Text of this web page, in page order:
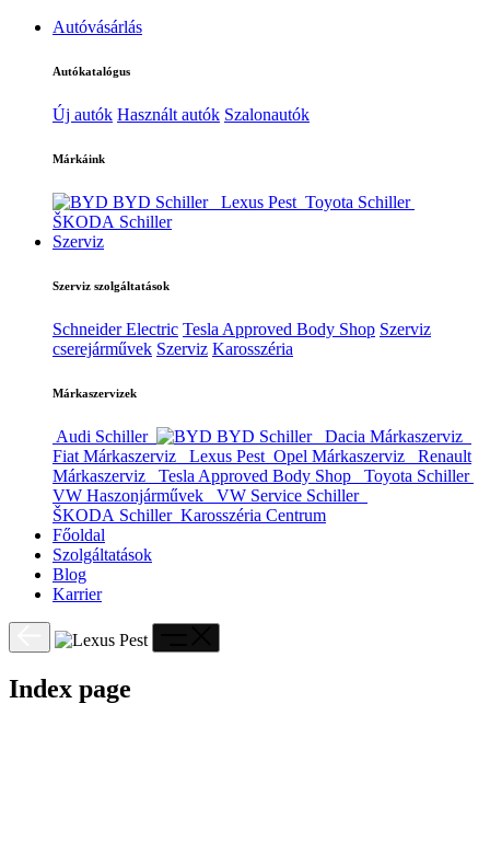
Autóvásárlás
Autókatalógus
Új autók Használt autók Szalonautók
Márkáink
BYD Schiller Lexus Pest Toyota Schiller
ŠKODA Schiller
Szerviz
Szerviz szolgáltatások
Schneider Electric Tesla Approved Body Shop Szerviz
cserejárművek Szerviz Karosszéria
Márkaszervizek
Audi Schiller BYD Schiller
Dacia Márkaszerviz
Fiat Márkaszerviz
Lexus Pest Opel Márkaszerviz
Renault
Márkaszerviz
Tesla Approved Body Shop
Toyota Schiller
VW Haszonjárművek
VW Service Schiller
ŠKODA Schiller Karosszéria Centrum
Főoldal
Szolgáltatások
Blog
Karrier
Index page